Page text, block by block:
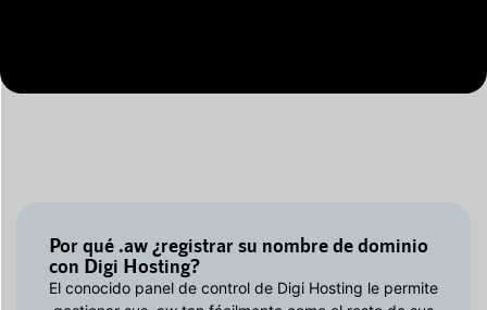
Por qué .aw ¿registrar su nombre de dominio
con Digi Hosting?
El conocido panel de control de Digi Hosting le permite